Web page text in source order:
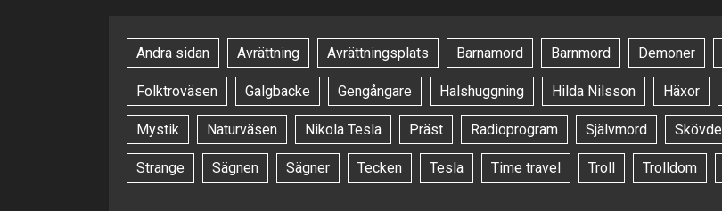
Andra sidan Avrättning Avrättningsplats Barnamord Barnmord Demoner
Folktroväsen Galgbacke Gengångare Halshuggning Hilda Nilsson Häxor
Mystik Naturväsen Nikola Tesla Präst Radioprogram Självmord Skövde
Strange Sägnen Sägner Tecken Tesla Time travel Troll Trolldom